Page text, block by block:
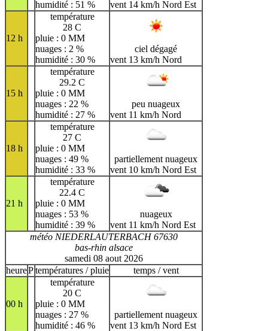
humidité : 51 %
vent 14 km/h Nord Est
12 h
température
28 C
pluie : 0 MM
nuages : 2 %
humidité : 30 %
ciel dégagé
vent 13 km/h Nord
15 h
température
29.2 C
pluie : 0 MM
nuages : 22 %
humidité : 27 %
peu nuageux
vent 11 km/h Nord
18 h
température
27 C
pluie : 0 MM
nuages : 49 %
humidité : 33 %
partiellement nuageux
vent 10 km/h Nord Est
21 h
température
22.4 C
pluie : 0 MM
nuages : 53 %
humidité : 39 %
nuageux
vent 11 km/h Nord Est
météo NIEDERLAUTERBACH 67630
bas-rhin alsace
samedi 08 aout 2026
heurePtempératures / pluie temps / vent
00 h
température
20 C
pluie : 0 MM
nuages : 27 %
humidité : 46 %
partiellement nuageux
vent 13 km/h Nord Est